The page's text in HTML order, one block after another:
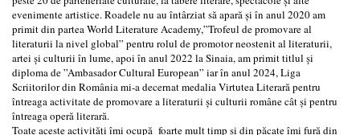
evenimente artistice. Roadele nu au întârziat să apară și în anul 2020 am
primit din partea World Literature Academy,”Trofeul de promovare al
literaturii la nivel global” pentru rolul de promotor neostenit al literaturii,
artei și culturii în lume, apoi în anul 2022 la Sinaia, am primit titlul și
diploma de ”Ambasador Cultural European” iar în anul 2024, Liga
Scriitorilor din România mi-a decernat medalia Virtutea Literară pentru
întreaga activitate de promovare a literaturii și culturii române cât și pentru
întreaga operă literară.
Toate aceste activități îmi ocupă foarte mult timp și din păcate îmi fură din